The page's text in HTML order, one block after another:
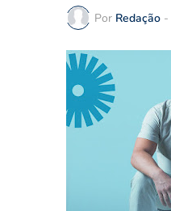
Por Redação -